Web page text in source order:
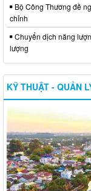
Bộ Công Thương đề
chỉnh
Chuyển dịch năng
lượng
KỸ THUẬT - QUẢN